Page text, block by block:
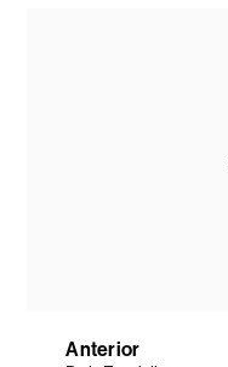
Anterior